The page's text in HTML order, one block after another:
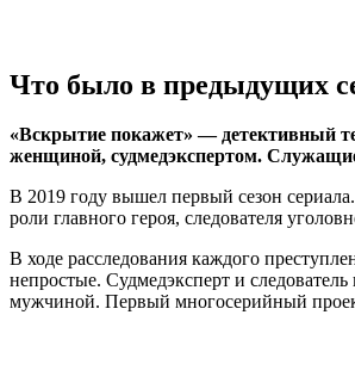
Что было в предыдущих
«Вскрытие покажет» — детективный
женщиной, судмедэкспертом.
В 2019 году вышел первый сезон
роли главного героя, следователя
В ходе расследования каждого
непростые. Судмедэксперт и
мужчиной. Первый многосерийный